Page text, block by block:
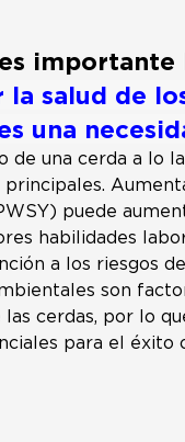
importante
salud de
una
de una cerda a lo
puede
habilidades
a los riesgos
son
las cerdas, por lo
para el éxito